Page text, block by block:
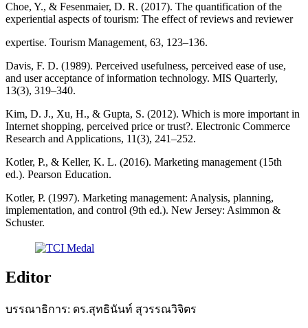
Choe, Y., & Fesenmaier, D. R. (2017). The quantification of the
experiential aspects of tourism: The effect of reviews and reviewer
expertise. Tourism Management, 63, 123–136.
Davis, F. D. (1989). Perceived usefulness, perceived ease of use,
and user acceptance of information technology. MIS Quarterly,
13(3), 319–340.
Kim, D. J., Xu, H., & Gupta, S. (2012). Which is more important in
Internet shopping, perceived price or trust?. Electronic Commerce
Research and Applications, 11(3), 241–252.
Kotler, P., & Keller, K. L. (2016). Marketing management (15th
ed.). Pearson Education.
Kotler, P. (1997). Marketing management: Analysis, planning,
implementation, and control (9th ed.). New Jersey: Asimmon &
Schuster.
Editor
บรรณาธิการ: ดร.สุทธินันท์ สุวรรณวิจิตร